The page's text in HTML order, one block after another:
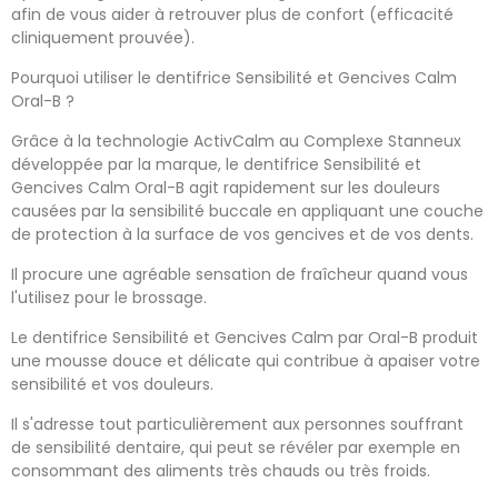
afin de vous aider à retrouver plus de confort (efficacité
cliniquement prouvée).
Pourquoi utiliser le dentifrice Sensibilité et Gencives Calm
Oral-B ?
Grâce à la technologie ActivCalm au Complexe Stanneux
développée par la marque, le dentifrice Sensibilité et
Gencives Calm Oral-B agit rapidement sur les douleurs
causées par la sensibilité buccale en appliquant une couche
de protection à la surface de vos gencives et de vos dents.
Il procure une agréable sensation de fraîcheur quand vous
l'utilisez pour le brossage.
Le dentifrice Sensibilité et Gencives Calm par Oral-B produit
une mousse douce et délicate qui contribue à apaiser votre
sensibilité et vos douleurs.
Il s'adresse tout particulièrement aux personnes souffrant
de sensibilité dentaire, qui peut se révéler par exemple en
consommant des aliments très chauds ou très froids.